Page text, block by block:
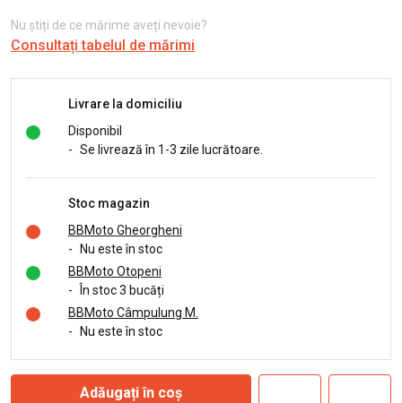
Nu știți de ce mărime aveți nevoie?
Consultați tabelul de mărimi
Livrare la domiciliu
Disponibil
- Se livrează în 1-3 zile lucrătoare.
Stoc magazin
BBMoto Gheorgheni
-
Nu este în stoc
BBMoto Otopeni
-
În stoc 3 bucăți
BBMoto Câmpulung M.
-
Nu este în stoc
Adăugați în coș